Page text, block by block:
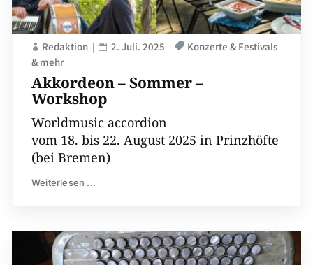
Akkordeon – Sommer –
Workshop
Redaktion 2. Juli. 2025
Konzerte & Festivals
& mehr
Worldmusic accordion
vom 18. bis 22. August 2025 in Prinzhöfte
(bei Bremen)
Weiterlesen ...